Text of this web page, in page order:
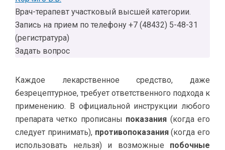
Врач-терапевт участковый высшей категории.
Запись на прием по телефону +7 (48432) 5-48-31
(регистратура)
Задать вопрос
Каждое лекарственное средство, даже
безрецептурное, требует ответственного подхода к
применению. В официальной инструкции любого
препарата четко прописаны показания (когда его
следует принимать), противопоказания(когда его
использовать нельзя) и возможные побочные